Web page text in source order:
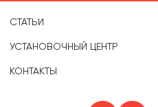
СТАТЬИ
УСТАНОВОЧНЫЙ ЦЕНТР
КОНТАКТЫ